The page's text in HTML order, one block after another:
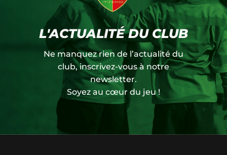
L'ACTUALITÉ DU CLUB
Ne manquez rien de l’actualité du
club, inscrivez-vous à notre
newsletter.
Soyez au cœur du jeu !